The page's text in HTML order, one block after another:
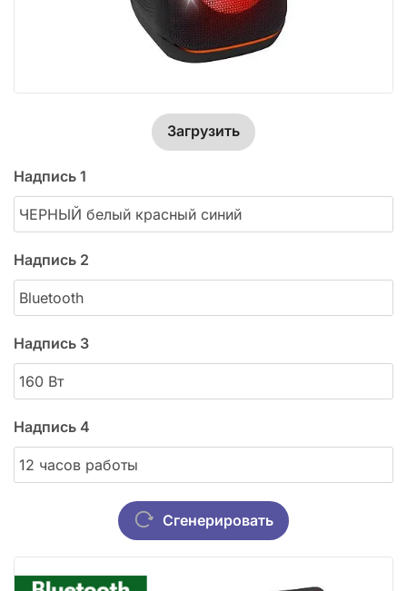
Загрузить
Надпись 1
Надпись 2
Надпись 3
Надпись 4
Сгенерировать